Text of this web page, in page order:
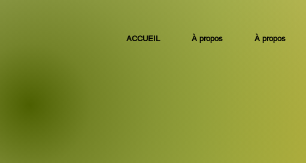
ACCUEIL À propos À propos